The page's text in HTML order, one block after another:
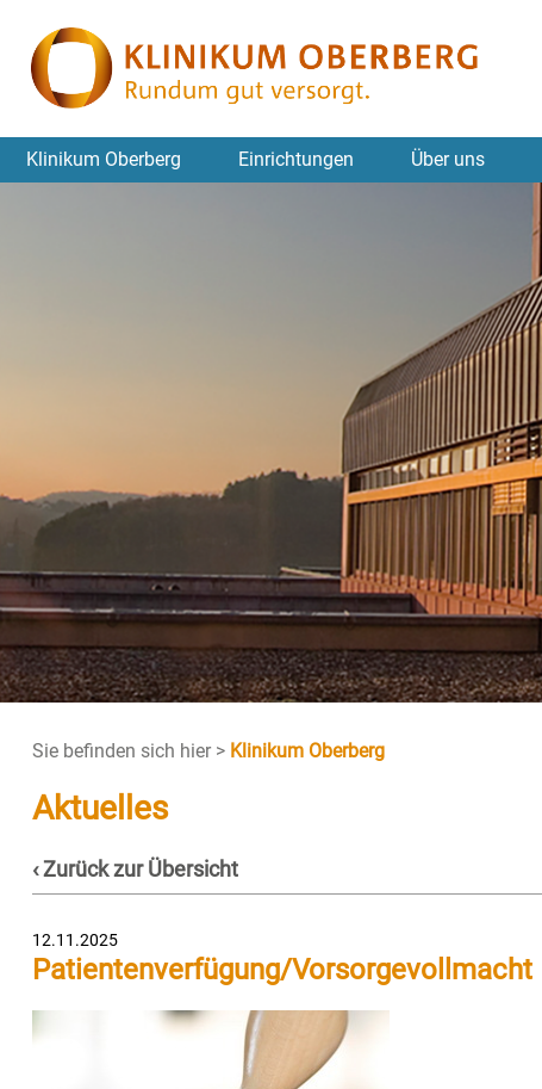
Klinikum Oberberg Einrichtungen Über uns
Sie befinden sich hier > Klinikum Oberberg
Aktuelles
‹ Zurück zur Übersicht
12.11.2025
Patientenverfügung/Vorsorgevollmacht